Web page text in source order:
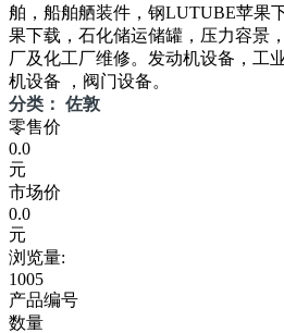
舶，船舶舾装件，钢LUTUBE苹
果下载，石化储运储罐，压力容景
厂及化工厂维修。发动机设备，工
机设备 ，阀门设备。
分类： 佐敦
零售价
0.0
元
市场价
0.0
元
浏览量:
1005
产品编号
数量